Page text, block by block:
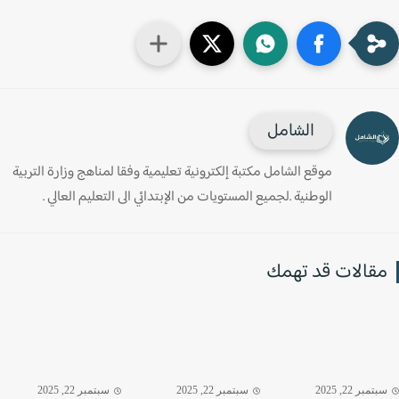
الشامل
موقع الشامل مكتبة إلكترونية تعليمية وفقا لمناهج وزارة التربية
الوطنية .لجميع المستويات من الإبتدائي الى التعليم العالي .
قد تهمك
22, 2025 سبتمبر 22, 2025 سبتمبر 22, 2025